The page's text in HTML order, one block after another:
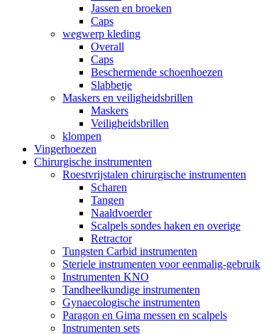
Jassen en broeken
Caps
wegwerp kleding
Overall
Caps
Beschermende schoenhoezen
Slabbetje
Maskers en veiligheidsbrillen
Maskers
Veiligheidsbrillen
klompen
Vingerhoezen
Chirurgische instrumenten
Roestvrijstalen chirurgische instrumenten
Scharen
Tangen
Naaldvoerder
Scalpels sondes haken en overige
Retractor
Tungsten Carbid instrumenten
Steriele instrumenten voor eenmalig-gebruik
Instrumenten KNO
Tandheelkundige instrumenten
Gynaecologische instrumenten
Paragon en Gima messen en scalpels
Instrumenten sets